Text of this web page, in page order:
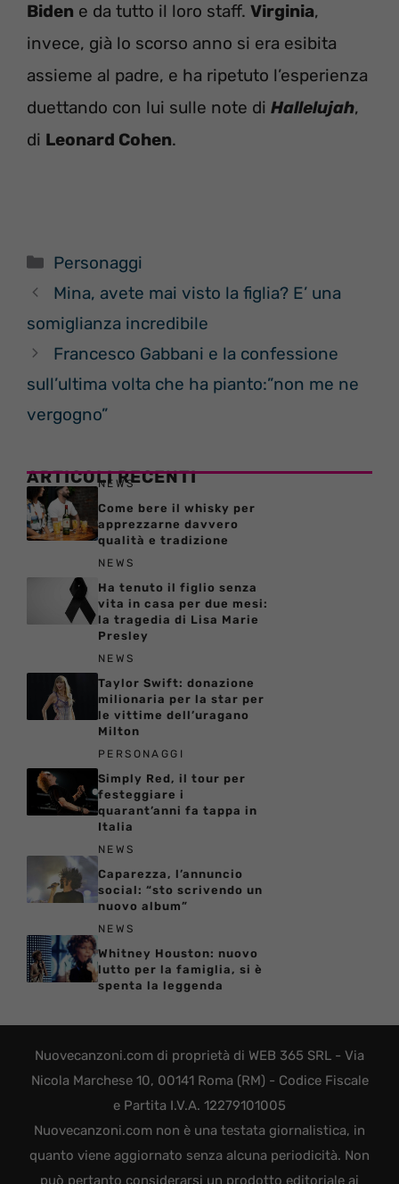
Biden e da tutto il loro staff. Virginia,
invece, già lo scorso anno si era esibita
assieme al padre, e ha ripetuto l’esperienza
duettando con lui sulle note di Hallelujah,
di Leonard Cohen.
Categorie
Personaggi
Mina, avete mai visto la figlia? E’ una
somiglianza incredibile
Francesco Gabbani e la confessione
sull’ultima volta che ha pianto:”non me ne
vergogno”
ARTICOLI RECENTI
NEWS
Come bere il whisky per
apprezzarne davvero
qualità e tradizione
NEWS
Ha tenuto il figlio senza
vita in casa per due mesi:
la tragedia di Lisa Marie
Presley
NEWS
Taylor Swift: donazione
milionaria per la star per
le vittime dell’uragano
Milton
PERSONAGGI
Simply Red, il tour per
festeggiare i
quarant’anni fa tappa in
Italia
NEWS
Caparezza, l’annuncio
social: “sto scrivendo un
nuovo album”
NEWS
Whitney Houston: nuovo
lutto per la famiglia, si è
spenta la leggenda
Nuovecanzoni.com di proprietà di WEB 365 SRL - Via
Nicola Marchese 10, 00141 Roma (RM) - Codice Fiscale
e Partita I.V.A. 12279101005
Nuovecanzoni.com non è una testata giornalistica, in
quanto viene aggiornato senza alcuna periodicità. Non
può pertanto considerarsi un prodotto editoriale ai